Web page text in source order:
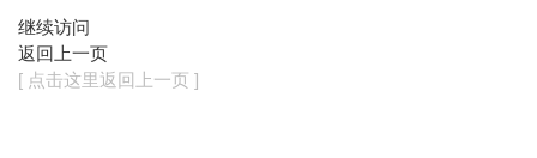
继续访问
返回上一页
[ 点击这里返回上一页 ]